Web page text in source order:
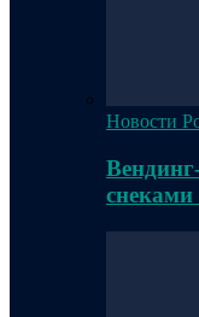
Новости
снеками